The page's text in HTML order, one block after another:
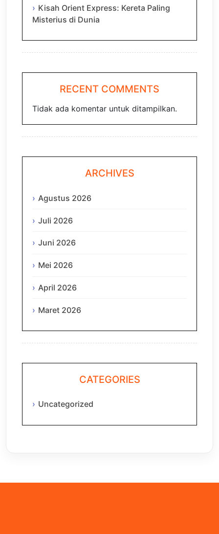
Kisah Orient Express: Kereta Paling
Misterius di Dunia
RECENT COMMENTS
Tidak ada komentar untuk ditampilkan.
ARCHIVES
Agustus 2026
Juli 2026
Juni 2026
Mei 2026
April 2026
Maret 2026
CATEGORIES
Uncategorized